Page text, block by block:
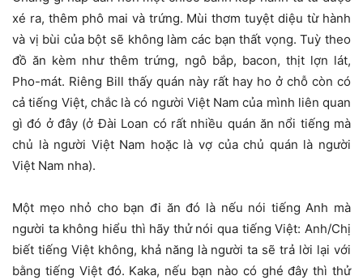
xé ra, thêm phô mai và trứng. Mùi thơm tuyệt diệu từ hành
và vị bùi của bột sẽ không làm các bạn thất vọng. Tuỳ theo
đồ ăn kèm như thêm trứng, ngô bắp, bacon, thịt lợn lát,
Pho-mát. Riêng Bill thấy quán này rất hay ho ở chỗ còn có
cả tiếng Việt, chắc là có người Việt Nam của mình liên quan
gì đó ở đây (ở Đài Loan có rất nhiều quán ăn nổi tiếng mà
chủ là người Việt Nam hoặc là vợ của chủ quán là người
Việt Nam nha).
Một mẹo nhỏ cho bạn đi ăn đó là nếu nói tiếng Anh mà
người ta không hiểu thì hãy thử nói qua tiếng Việt: Anh/Chị
biết tiếng Việt không, khả năng là người ta sẽ trả lời lại với
bằng tiếng Việt đó. Kaka, nếu bạn nào có ghé đây thì thử